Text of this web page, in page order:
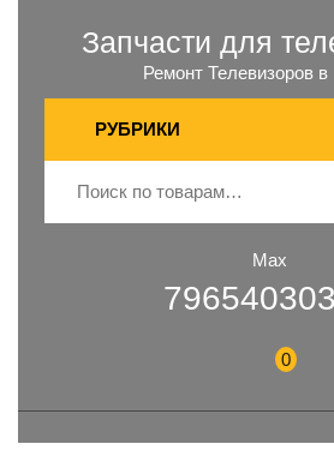
Запчасти для
Ремонт Телевизоров
РУБРИКИ
Max
0